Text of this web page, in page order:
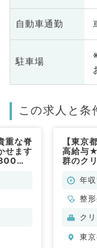
自動車通勤
駐車場
この求人と条
重な脊
せます
～
【東京
高給与
群のク
週4日
年
整
ク
東